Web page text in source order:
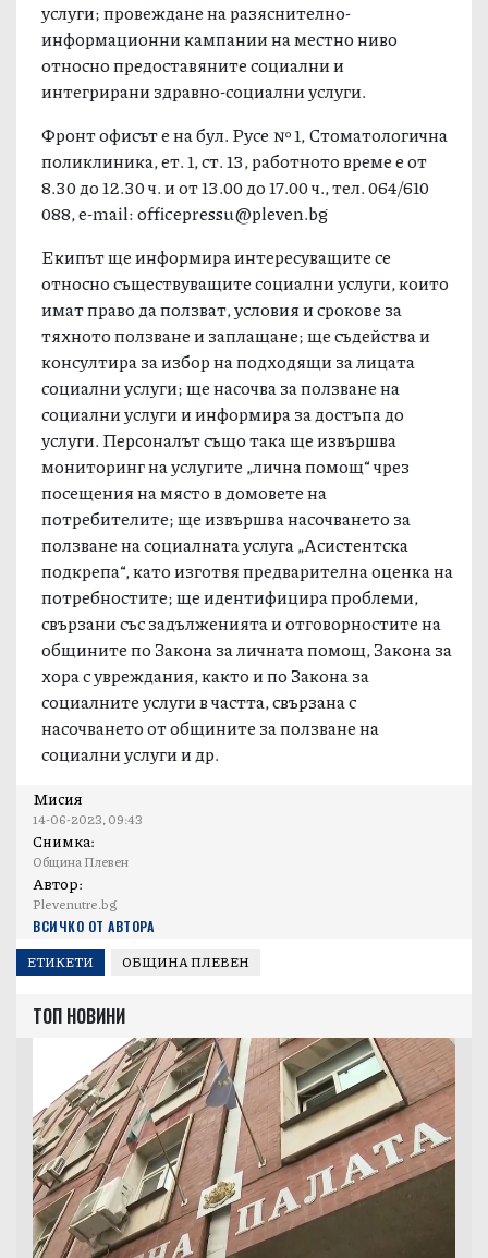
Мисия
14-06-2023, 09:43
Снимка:
Община Плевен
Автор:
ВСИЧКО ОТ АВТОРА
социални и интегрирани социално-здравни
услуги; провеждане на разяснително-
информационни кампании на местно ниво
относно предоставяните социални и
интегрирани здравно-социални услуги.
Фронт офисът е на бул. Русе № 1, Стоматологична
поликлиника, ет. 1, ст. 13, работното време е от
8.30 до 12.30 ч. и от 13.00 до 17.00 ч., тел. 064/610
088, e-mail:officepressu@pleven.bg
Екипът ще информира интересуващите се
относно съществуващите социални услуги, които
имат право да ползват, условия и срокове за
тяхното ползване и заплащане; ще съдейства и
консултира за избор на подходящи за лицата
социални услуги; ще насочва за ползване на
социални услуги и информира за достъпа до
услуги. Персоналът също така ще извършва
мониторинг на услугите „лична помощ“ чрез
посещения на място в домовете на
потребителите; ще извършва насочването за
ползване на социалната услуга „Асистентска
подкрепа“, като изготвя предварителна оценка на
потребностите; ще идентифицира проблеми,
свързани със задълженията и отговорностите на
общините по Закона за личната помощ, Закона за
хора с увреждания, както и по Закона за
социалните услуги в частта, свързана с
насочването от общините за ползване на
социални услуги и др.
ТОП НОВИНИ